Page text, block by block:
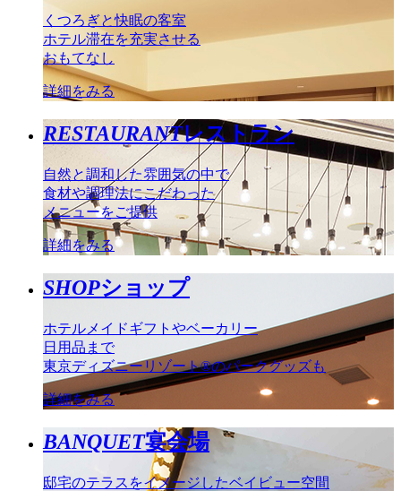
くつろぎと快眠の客室
ホテル滞在を充実させる
おもてなし
詳細をみる
RESTAURANTレストラン
自然と調和した雰囲気の中で
食材や調理法にこだわった
メニューをご提供
詳細をみる
SHOPショップ
ホテルメイドギフトやベーカリー
日用品まで
東京ディズニーリゾート®のパークグッズも
詳細をみる
BANQUET宴会場
邸宅のテラスをイメージしたベイビュー空間